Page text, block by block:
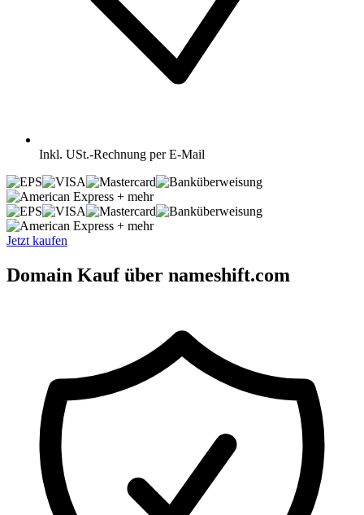
Inkl. USt.-Rechnung per E-Mail
+ mehr
+ mehr
Jetzt kaufen
Domain Kauf über nameshift.com